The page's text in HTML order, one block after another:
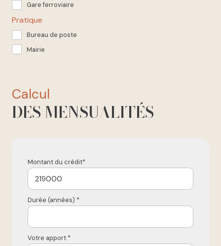
Gare ferroviaire
Pratique
Bureau de poste
Mairie
calcul
DES MENSUALITÉS
Montant du crédit*
Durée (années) *
Votre apport *